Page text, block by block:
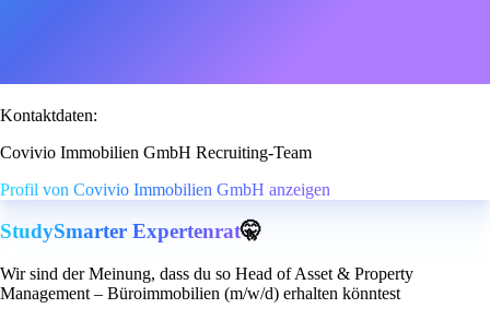
Kontaktdaten:
Covivio Immobilien GmbH Recruiting-Team
Profil von Covivio Immobilien GmbH anzeigen
StudySmarter Expertenrat🤫
Wir sind der Meinung, dass du so Head of Asset & Property
Management – Büroimmobilien (m/w/d) erhalten könntest